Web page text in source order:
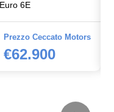
Euro 6E
Prezzo Ceccato Motors
€62.900